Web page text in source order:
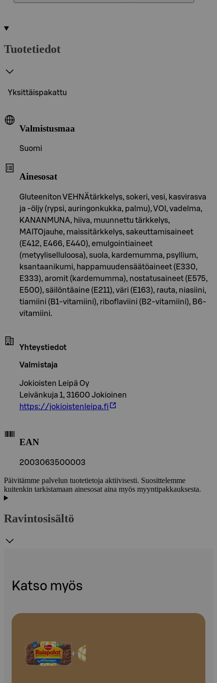
Tuotetiedot
Yksittäispakattu
Valmistusmaa
Suomi
Ainesosat
Gluteeniton VEHNÄtärkkelys, sokeri, vesi, kasvirasva
ja -öljy (rypsi, auringonkukka, palmu), VOI, vadelma,
KANANMUNA, hiiva, muunnettu tärkkelys,
MAITOjauhe, maissitärkkelys, sakeuttamisaineet
(E412, E466, E440), emulgointiaineet
(metyyliselluloosa), suola, kardemumma, psyllium,
ksantaanikumi, happamuudensäätöaineet (E330,
E333), aromit (kardemumma), nostatusaineet (E575,
E500), säilöntäaine (E211), väri (E163), rauta, niasiini,
tiamiini (B1-vitamiini), riboflaviini (B2-vitamiini), B6-
vitamiini.
Yhteystiedot
Valmistaja
Jokioisten Leipä Oy
Leivänkuja 1, 31600 Jokioinen
https://jokioistenleipa.fi
EAN
2003063500003
Päivitämme palvelun tuotetietoja aktiivisesti. Suosittelemme
kuitenkin tarkistamaan ainesosat aina myös myyntipakkauksesta.
Ravintosisältö
Katso myös